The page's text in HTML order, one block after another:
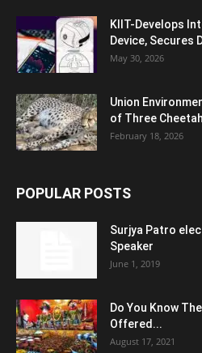
KIIT-Develops
Device, Secures
May 30, 2026
Union
of Three
February 18, 2026
POPULAR POSTS
Surjya Patro
Speaker
June 1, 2019
Do You Know
Offered...
August 17, 2021